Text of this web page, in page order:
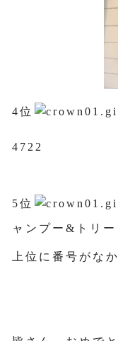
4位
4722
5位
ャンプー&トリー
上位に番号がな